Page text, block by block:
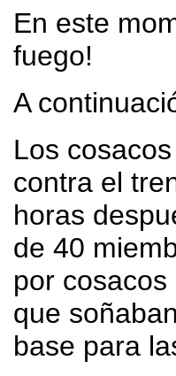
En este
fuego!
A
Los
contra el
horas
de 40
por
que
base para